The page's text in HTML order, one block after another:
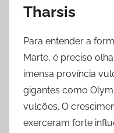
Tharsis
Para entender a
Marte, é preciso
imensa província
gigantes como
vulcões. O
exerceram forte